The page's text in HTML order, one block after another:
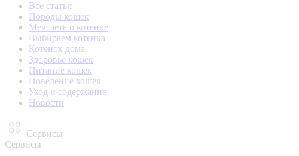
Все статьи
Породы кошек
Мечтаете о котенке
Выбираем котенка
Котенок дома
Здоровье кошек
Питание кошек
Поведение кошек
Уход и содержание
Новости
Сервисы
Сервисы